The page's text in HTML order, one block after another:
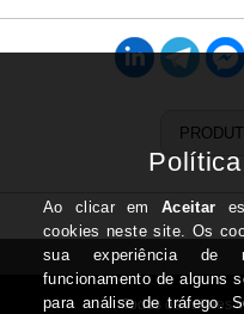
Todos os valores